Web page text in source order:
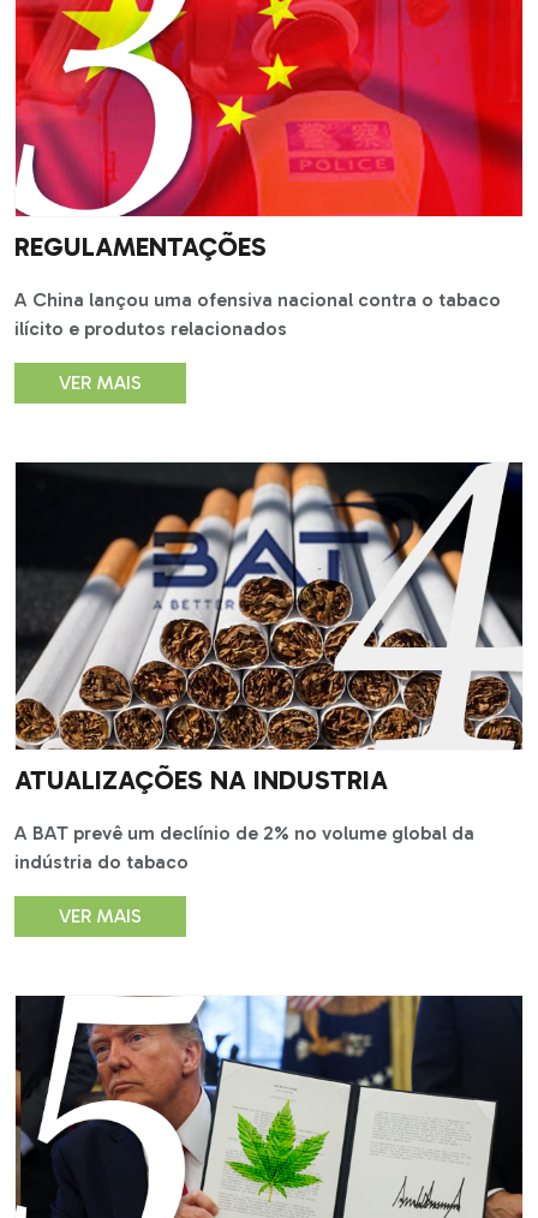
REGULAMENTAÇÕES
A China lançou uma ofensiva nacional contra o tabaco
ilícito e produtos relacionados
VER MAIS
ATUALIZAÇÕES NA INDUSTRIA
A BAT prevê um declínio de 2% no volume global da
indústria do tabaco
VER MAIS